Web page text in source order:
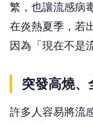
繁，也讓流感病
在炎熱夏季，若
因為「現在不是
突發高燒、
許多人容易將流